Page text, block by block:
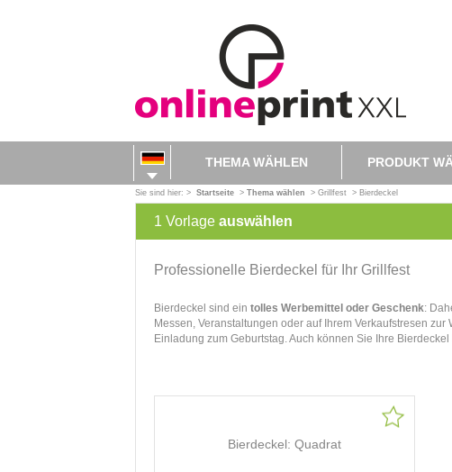
THEMA WÄHLEN PRODUKT
Sie sind hier: > Startseite > Thema wählen > Grillfest > Bierdeckel
1 Vorlage auswählen
Professionelle Bierdeckel für Ihr Grillfest
Bierdeckel sind ein tolles Werbemittel oder Geschenk:
Messen, Veranstaltungen oder auf Ihrem Verkaufstresen
Einladung zum Geburtstag. Auch können Sie Ihre
Bierdeckel: Quadrat